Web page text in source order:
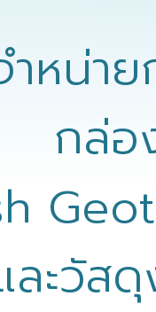
ำหน่า
กล่อ
ละวัส